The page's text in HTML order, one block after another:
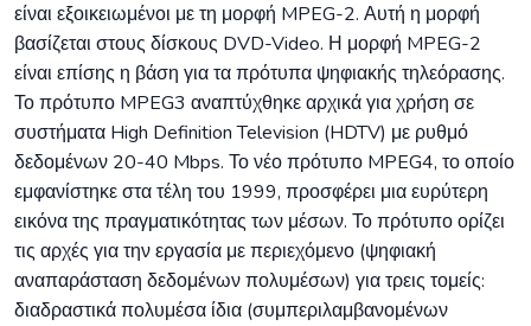
είναι εξοικειωμένοι με τη μορφή MPEG-2. Αυτή η μορφή
βασίζεται στους δίσκους DVD-Video. Η μορφή MPEG-2
είναι επίσης η βάση για τα πρότυπα ψηφιακής τηλεόρασης.
Το πρότυπο MPEG3 αναπτύχθηκε αρχικά για χρήση σε
συστήματα High Definition Television (HDTV) με ρυθμό
δεδομένων 20-40 Mbps. Το νέο πρότυπο MPEG4, το οποίο
εμφανίστηκε στα τέλη του 1999, προσφέρει μια ευρύτερη
εικόνα της πραγματικότητας των μέσων. Το πρότυπο ορίζει
τις αρχές για την εργασία με περιεχόμενο (ψηφιακή
αναπαράσταση δεδομένων πολυμέσων) για τρεις τομείς:
διαδραστικά πολυμέσα ίδια (συμπεριλαμβανομένων